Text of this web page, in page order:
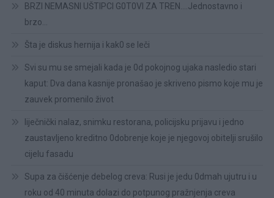
BRZI NEMASNI UŠTIPCI G0T0VI ZA TREN….Jednostavno i
brzo…
Šta je diskus hernija i kak0 se leči
Svi su mu se smejali kada je 0d pokojnog ujaka nasledio stari
kaput: Dva dana kasnije pronašao je skriveno pismo koje mu je
zauvek promenilo život
liječnički nalaz, snimku restorana, policijsku prijavu i jedno
zaustavljeno kreditno 0dobrenje koje je njegovoj obitelji srušilo
cijelu fasadu
Supa za čišćenje debelog creva: Rusi je jedu 0dmah ujutru i u
roku od 40 minuta dolazi do potpunog pražnjenja creva